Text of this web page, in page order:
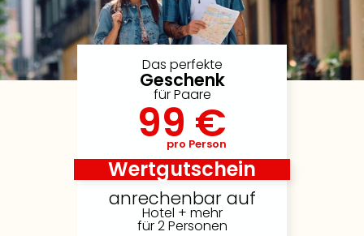
Das perfekte
Geschenk
für Paare
99 €
pro Person
Wertgutschein
anrechenbar auf
Hotel + mehr
für 2 Personen